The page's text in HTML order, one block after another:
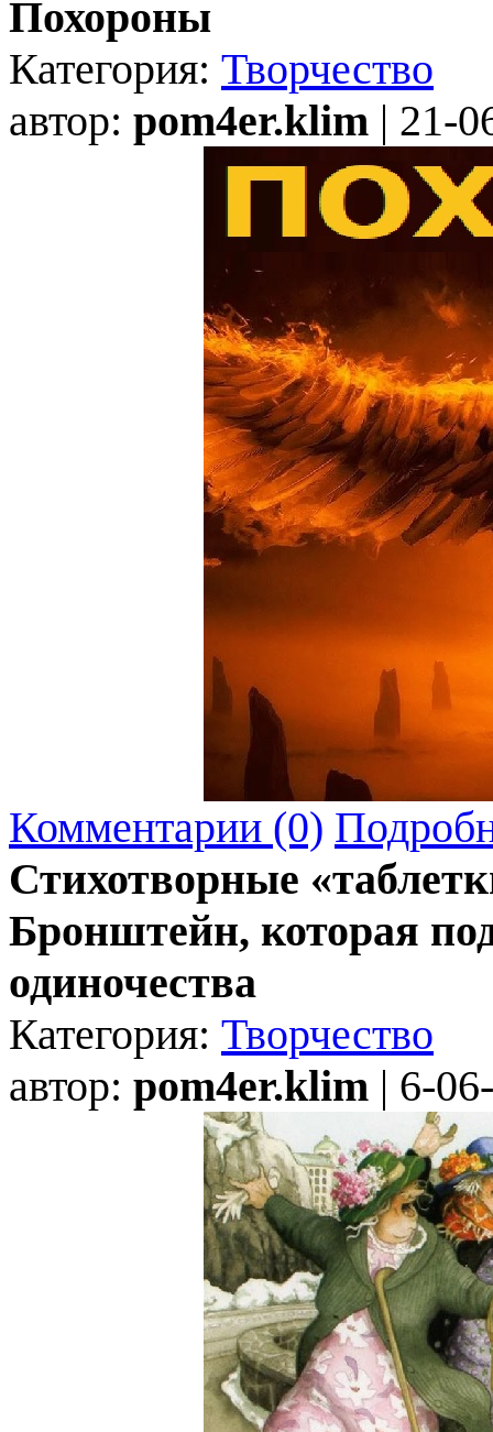
Похороны
Категория: Творчество
автор: pom4er.klim | 21-
Комментарии (0)
Стихотворные
Бронштейн, которая
одиночества
Категория: Творчество
автор: pom4er.klim | 6-